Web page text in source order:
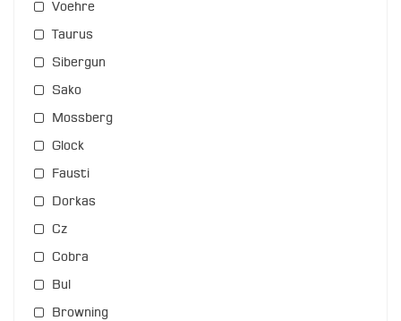
Voehre
Taurus
Sibergun
Sako
Mossberg
Glock
Fausti
Dorkas
Cz
Cobra
Bul
Browning